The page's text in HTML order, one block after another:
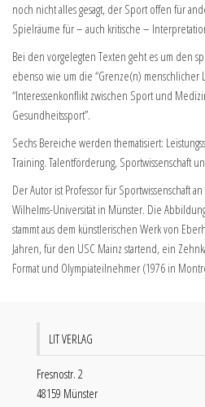
noch nicht alles gesagt, der Sport offen für
Spielräume für – auch kritische –
Bei den vorgelegten Texten geht es um den
ebenso wie um die “Grenze(n) menschlicher
“Interessenkonflikt zwischen Sport und
Gesundheitssport”.
Sechs Bereiche werden thematisiert:
Training. Talentförderung, Sportwissenschaft
Der Autor ist Professor für Sportwissenschaft
Wilhelms-Universität in Münster. Die
stammt aus dem künstlerischen Werk von
Jahren, für den USC Mainz startend, ein
Format und Olympiateilnehmer (1976 in
LIT VERLAG
Fresnostr. 2
48159 Münster